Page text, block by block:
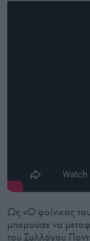
Ως «Ο φοίνικας
μπορούσε να
του Συλλόγου